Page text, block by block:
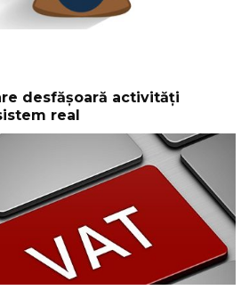
desfășoară activități
real